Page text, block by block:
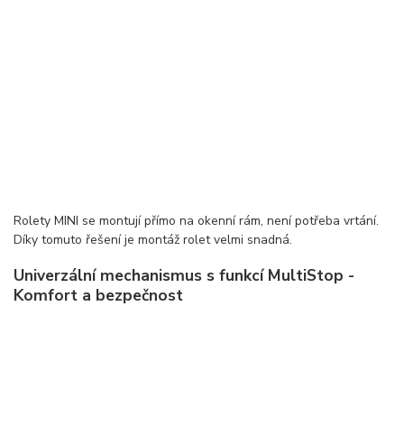
Rolety MINI se montují přímo na okenní rám, není potřeba vrtání.
Díky tomuto řešení je montáž rolet velmi snadná.
Univerzální mechanismus s funkcí MultiStop -
Komfort a bezpečnost